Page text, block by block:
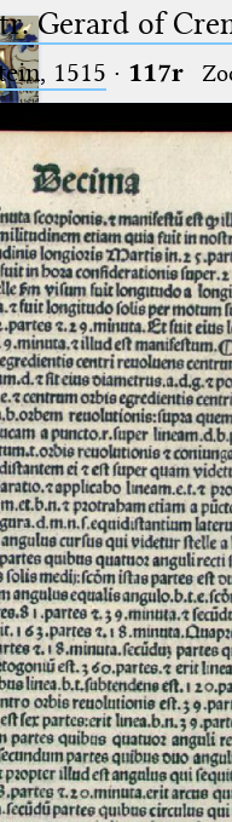
🔎︎
Gerard of
1515 · 117r